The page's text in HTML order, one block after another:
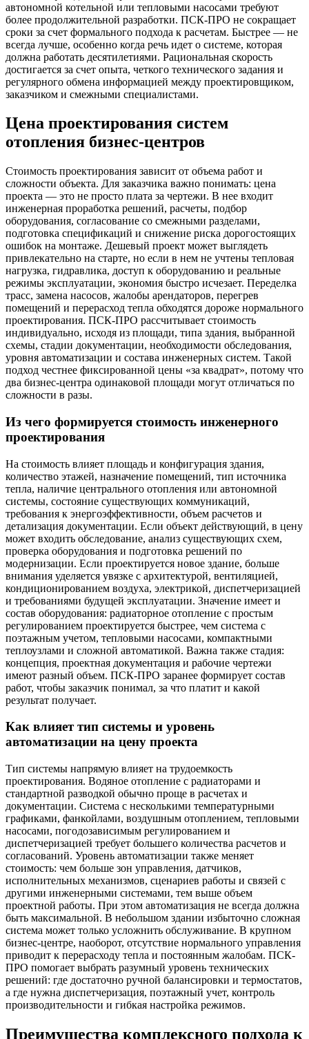
автономной котельной или тепловыми насосами требуют
более продолжительной разработки. ПСК-ПРО не сокращает
сроки за счет формального подхода к расчетам. Быстрее — не
всегда лучше, особенно когда речь идет о системе, которая
должна работать десятилетиями. Рациональная скорость
достигается за счет опыта, четкого технического задания и
регулярного обмена информацией между проектировщиком,
заказчиком и смежными специалистами.
Цена проектирования систем
отопления бизнес-центров
Стоимость проектирования зависит от объема работ и
сложности объекта. Для заказчика важно понимать: цена
проекта — это не просто плата за чертежи. В нее входит
инженерная проработка решений, расчеты, подбор
оборудования, согласование со смежными разделами,
подготовка спецификаций и снижение риска дорогостоящих
ошибок на монтаже. Дешевый проект может выглядеть
привлекательно на старте, но если в нем не учтены тепловая
нагрузка, гидравлика, доступ к оборудованию и реальные
режимы эксплуатации, экономия быстро исчезает. Переделка
трасс, замена насосов, жалобы арендаторов, перегрев
помещений и перерасход тепла обходятся дороже нормального
проектирования. ПСК-ПРО рассчитывает стоимость
индивидуально, исходя из площади, типа здания, выбранной
схемы, стадии документации, необходимости обследования,
уровня автоматизации и состава инженерных систем. Такой
подход честнее фиксированной цены «за квадрат», потому что
два бизнес-центра одинаковой площади могут отличаться по
сложности в разы.
Из чего формируется стоимость инженерного
проектирования
На стоимость влияет площадь и конфигурация здания,
количество этажей, назначение помещений, тип источника
тепла, наличие центрального отопления или автономной
системы, состояние существующих коммуникаций,
требования к энергоэффективности, объем расчетов и
детализация документации. Если объект действующий, в цену
может входить обследование, анализ существующих схем,
проверка оборудования и подготовка решений по
модернизации. Если проектируется новое здание, больше
внимания уделяется увязке с архитектурой, вентиляцией,
кондиционированием воздуха, электрикой, диспетчеризацией
и требованиями будущей эксплуатации. Значение имеет и
состав оборудования: радиаторное отопление с простым
регулированием проектируется быстрее, чем система с
поэтажным учетом, тепловыми насосами, компактными
теплоузлами и сложной автоматикой. Важна также стадия:
концепция, проектная документация и рабочие чертежи
имеют разный объем. ПСК-ПРО заранее формирует состав
работ, чтобы заказчик понимал, за что платит и какой
результат получает.
Как влияет тип системы и уровень
автоматизации на цену проекта
Тип системы напрямую влияет на трудоемкость
проектирования. Водяное отопление с радиаторами и
стандартной разводкой обычно проще в расчетах и
документации. Система с несколькими температурными
графиками, фанкойлами, воздушным отоплением, тепловыми
насосами, погодозависимым регулированием и
диспетчеризацией требует большего количества расчетов и
согласований. Уровень автоматизации также меняет
стоимость: чем больше зон управления, датчиков,
исполнительных механизмов, сценариев работы и связей с
другими инженерными системами, тем выше объем
проектной работы. При этом автоматизация не всегда должна
быть максимальной. В небольшом здании избыточно сложная
система может только усложнить обслуживание. В крупном
бизнес-центре, наоборот, отсутствие нормального управления
приводит к перерасходу тепла и постоянным жалобам. ПСК-
ПРО помогает выбрать разумный уровень технических
решений: где достаточно ручной балансировки и термостатов,
а где нужна диспетчеризация, поэтажный учет, контроль
производительности и гибкая настройка режимов.
Преимущества комплексного подхода к